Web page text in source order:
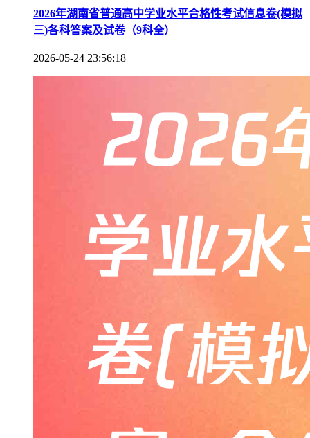
2026年湖南省普通高中学业水平合格性考试信息卷(模拟
三)各科答案及试卷（9科全）
2026-05-24 23:56:18